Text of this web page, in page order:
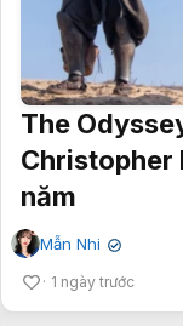
The
Christopher
năm
Mẫn Nhi ✔
1 ngày trước